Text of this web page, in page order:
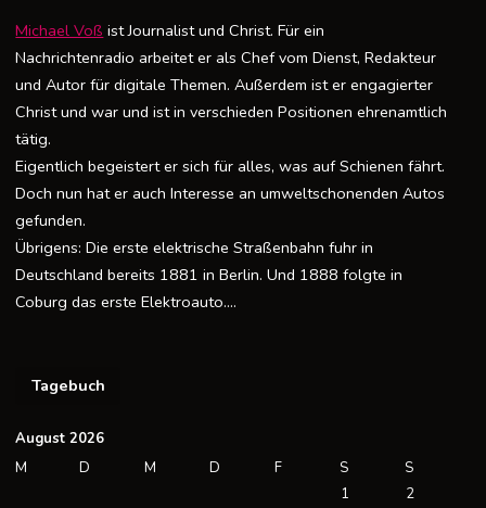
Michael Voß ist Journalist und Christ. Für ein
Nachrichtenradio arbeitet er als Chef vom Dienst, Redakteur
und Autor für digitale Themen. Außerdem ist er engagierter
Christ und war und ist in verschieden Positionen ehrenamtlich
tätig.
Eigentlich begeistert er sich für alles, was auf Schienen fährt.
Doch nun hat er auch Interesse an umweltschonenden Autos
gefunden.
Übrigens: Die erste elektrische Straßenbahn fuhr in
Deutschland bereits 1881 in Berlin. Und 1888 folgte in
Coburg das erste Elektroauto….
Tagebuch
August 2026
M
D M D F S
S
1
2